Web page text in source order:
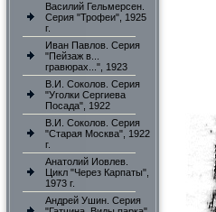
Василий Гельмерсен.
Серия "Трофеи", 1925
г.
Иван Павлов. Серия
"Пейзаж в...
гравюрах...", 1923
В.И. Соколов. Серия
"Уголки Сергиева
Посада", 1922
В.И. Соколов. Серия
"Старая Москва", 1922
г.
Анатолий Иовлев.
Цикл "Через Карпаты",
1973 г.
Андрей Ушин. Серия